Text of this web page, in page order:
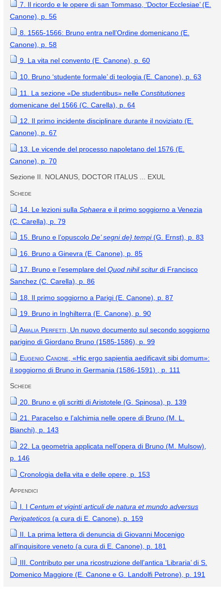
7. Il ricordo e le opere di san Tommaso, ‘Doctor Ecclesiae’ (E.
Canone), p. 56
8. 1565-1566: Bruno entra nell’Ordine domenicano (E.
Canone), p. 58
9. La vita nel convento (E. Canone), p. 60
10. Bruno ‘studente formale’ di teologia (E. Canone), p. 63
11. La sezione «De studentibus» nelle Constitutiones
domenicane del 1566 (C. Carella), p. 64
12. Il primo incidente disciplinare durante il noviziato (E.
Canone), p. 67
13. Le vicende del processo napoletano del 1576 (E.
Canone), p. 70
Sezione II. NOLANUS, DOCTOR ITALUS ... EXUL
Schede
14. Le lezioni sulla Sphaera e il primo soggiorno a Venezia
(C. Carella), p. 79
15. Bruno e l’opuscolo De’ segni de} tempi(G. Ernst), p. 83
16. Bruno a Ginevra (E. Canone) p. 85
17. Bruno e l’esemplare del Quod nihil sciturdi Francisco
Sanchez (C. Carella), p. 86
18. Il primo soggiorno a Parigi (E. Canone), p. 87
19. Bruno in Inghilterra (E. Canone), p. 90
Amalia Perfetti, Un nuovo documento sul secondo soggiorno
parigino di Giordano Bruno (1585-1586), p. 99
Eugenio Canone, «Hic ergo sapientia aedificavit sibi domum»:
il soggiorno di Bruno in Germania (1586-1591) , p. 111
Schede
20. Bruno e gli scritti di Aristotele (G. Spinosa), p. 139
21. Paracelso e l’alchimia nelle opere di Bruno (M. L.
Bianchi), p. 143
22. La geometria applicata nell’opera di Bruno (M. Mulsow),
p. 146
Cronologia della vita e delle opere, p. 153
Appendici
I. I Centum et viginti articuli de natura et mundo adversus
Peripateticos(a cura di E. Canone), p. 159
II. La prima lettera di denuncia di Giovanni Mocenigo
all’inquisitore veneto (a cura di E. Canone), p. 181
III. Contributo per una ricostruzione dell’antica ‘Libraria’ di S.
Domenico Maggiore (E. Canone e G. Landolfi Petrone), p. 191